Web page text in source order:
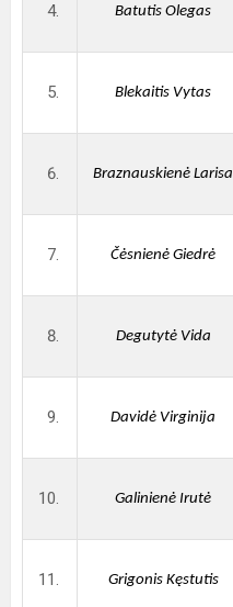
Batutis Olegas
Blekaitis Vytas
Braznauskienė Larisa
Čėsnienė Giedrė
Degutytė Vida
Davidė Virginija
Galinienė Irutė
Grigonis Kęstutis